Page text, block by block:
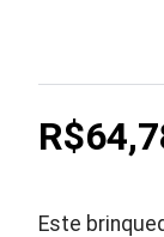
Este